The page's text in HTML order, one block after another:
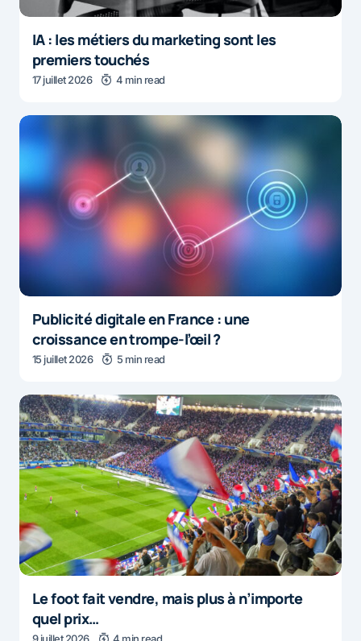
IA : les métiers du marketing sont les
premiers touchés
17 juillet 2026 4 min read
Publicité digitale en France : une
croissance en trompe-l’œil ?
15 juillet 2026 5 min read
Le foot fait vendre, mais plus à n’importe
quel prix…